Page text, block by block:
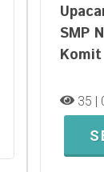
SMP
Komit
35 |